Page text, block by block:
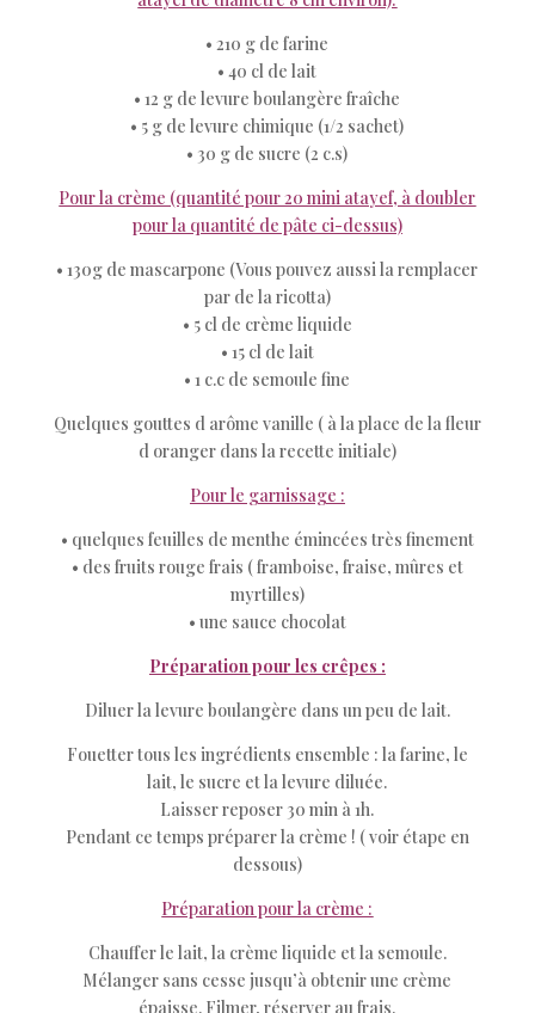
• 210 g de farine
• 40 cl de lait
• 12 g de levure boulangère fraîche
• 5 g de levure chimique (1/2 sachet)
• 30 g de sucre (2 c.s)
Pour la crème (quantité pour 20 mini atayef, à doubler
pour la quantité de pâte ci-dessus)
• 130g de mascarpone (Vous pouvez aussi la remplacer
par de la ricotta)
• 5 cl de crème liquide
• 15 cl de lait
• 1 c.c de semoule fine
Quelques gouttes d arôme vanille ( à la place de la fleur
d oranger dans la recette initiale)
Pour le garnissage :
• quelques feuilles de menthe émincées très finement
• des fruits rouge frais ( framboise, fraise, mûres et
myrtilles)
• une sauce chocolat
Préparation pour les crêpes :
Diluer la levure boulangère dans un peu de lait.
Fouetter tous les ingrédients ensemble : la farine, le
lait, le sucre et la levure diluée.
Laisser reposer 30 min à 1h.
Pendant ce temps préparer la crème ! ( voir étape en
dessous)
Préparation pour la crème :
Chauffer le lait, la crème liquide et la semoule.
Mélanger sans cesse jusqu’à obtenir une crème
épaisse. Filmer, réserver au frais.